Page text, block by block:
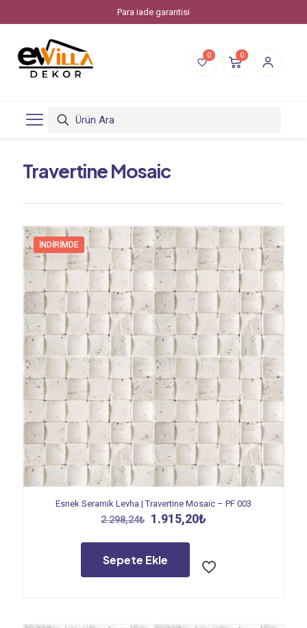
Para iade garantisi
0 0
Travertine Mosaic
İNDIRIMDE
Esnek Seramik Levha | Travertine Mosaic – PF 003
2.298,24₺ Orijinal
2.298,24₺.
1.915,20₺
Sepete Ekle